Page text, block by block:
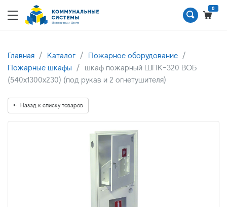
0
Главная Каталог
Пожарное оборудование
Пожарные шкафы
шкаф пожарный ШПК-320 ВОБ
(540х1300х230) (под рукав и 2 огнетушителя)
Назад к списку товаров